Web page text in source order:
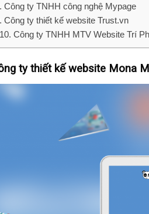
Công ty TNHH công nghệ Mypage
Công ty thiết kế website Trust.vn
10. Công ty TNHH MTV Website Trí
ty thiết kế website Mona